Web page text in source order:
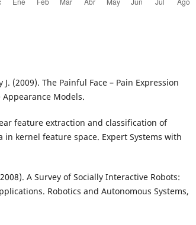
(2009). The Painful Face – Pain Expression
Models.
feature extraction and classification of
in kernel feature space. Expert Systems with
A Survey of Socially Interactive Robots:
Robotics and Autonomous Systems,